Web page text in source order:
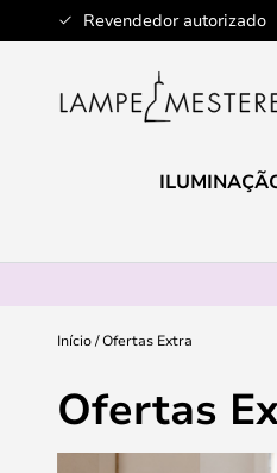
Revendedor autorizado
Ir
para
Conteúdo
Início Ofertas Extra
Ofertas